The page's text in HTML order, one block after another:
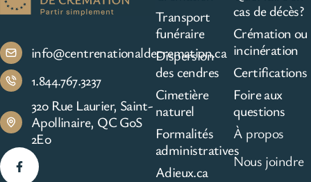
info@centrenationaldecremation.ca
1.844.767.3237
320 Rue Laurier, Saint-
Apollinaire, QC G0S
2E0
Transport
funéraire
Dispersion
des cendres
Cimetière
naturel
Formalités
administratives
Adieux.ca
cas de décès?
Crémation ou
incinération
Certifications
Foire aux
questions
À propos
Nous joindre